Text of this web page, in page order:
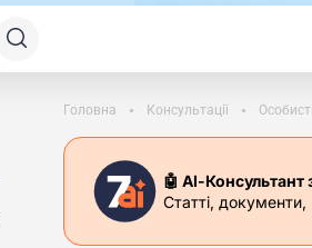
Головна Консультації
🤖 АІ-Консультант
Статті,